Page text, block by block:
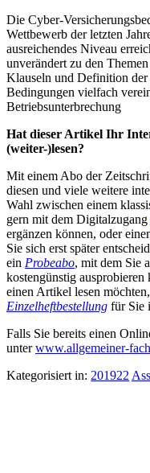
Die Cyber-
Wettbewerb der letzten
ausreichendes Niveau
unverändert zu den
Klauseln und Definition der
Bedingungen vielfach
Betriebsunterbrechung
Hat dieser Artikel Ihr
(weiter-)lesen?
Mit einem Abo der
diesen und viele weitere
Wahl zwischen einem
gern mit dem Digitalzugang
ergänzen können, oder
Sie sich erst später
ein Probeabo, mit dem Sie
kostengünstig ausprobieren
einen Artikel lesen
Einzelheftbestellung für Sie
Falls Sie bereits einen
unterwww.allgemeiner-
Kategorisiert in: 201922